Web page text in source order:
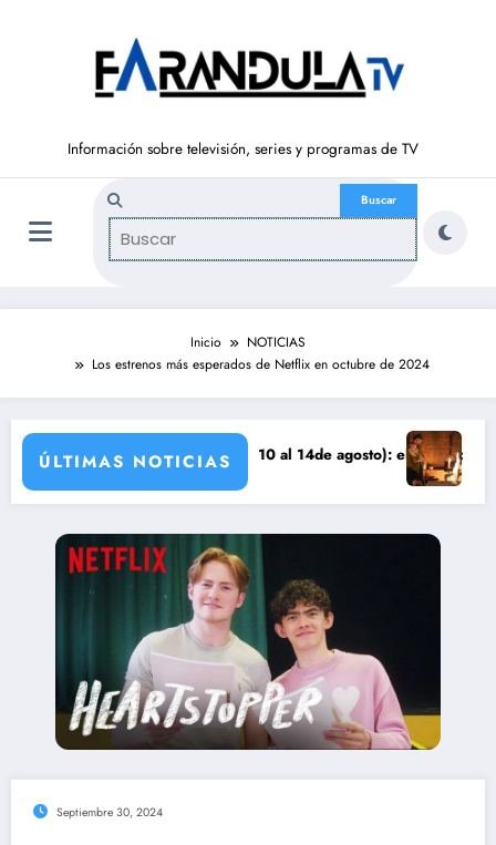
Información sobre televisión, series y programas de TV
Inicio
NOTICIAS
Los estrenos más esperados de Netflix en octubre de 2024
ÚLTIMAS NOTICIAS
DE LIBERTAD’ (del 10 al 14de agosto): el secreto de Tasio sale
Avance VALLE
Septiembre 30, 2024